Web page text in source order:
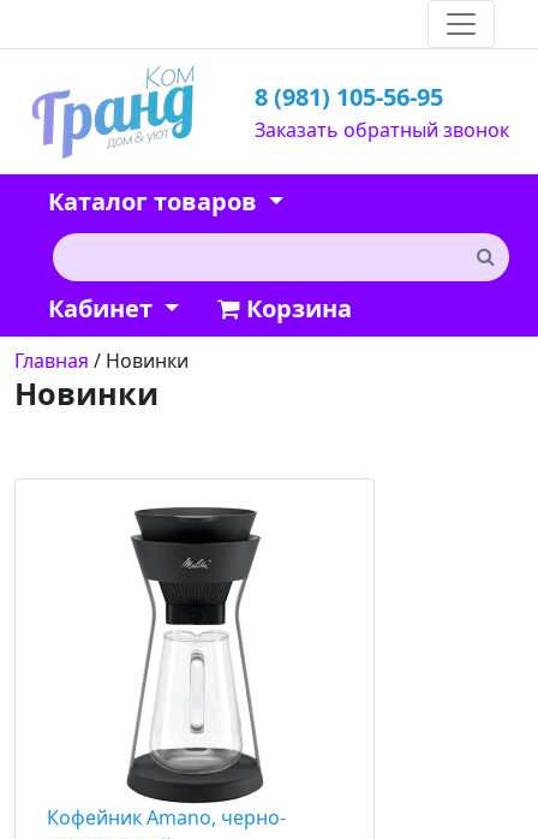
8 (981) 105-56-95
Заказать обратный звонок
Каталог товаров
Кабинет Корзина
Главная / Новинки
Новинки
Кофейник Amano, черно-